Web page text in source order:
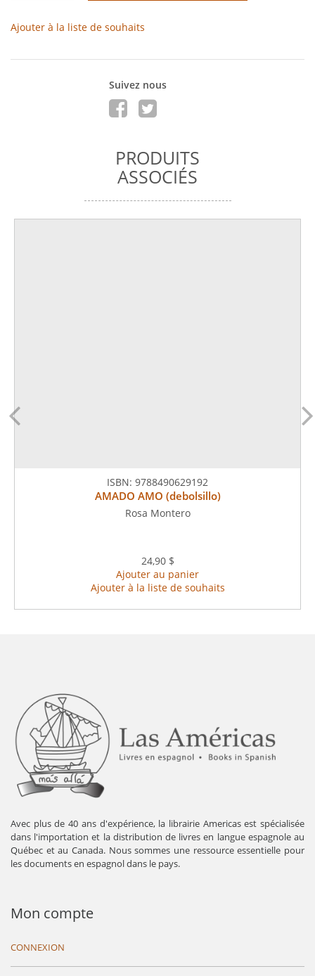
Ajouter à la liste de souhaits
Suivez nous
PRODUITS
ASSOCIÉS
ISBN: 9788490629192
AMADO AMO (debolsillo)
Rosa Montero
24,90 $
Ajouter au panier
Ajouter à la liste de souhaits
Avec plus de 40 ans d'expérience, la librairie Americas est spécialisée
dans l'importation et la distribution de livres en langue espagnole au
Québec et au Canada. Nous sommes une ressource essentielle pour
les documents en espagnol dans le pays.
Mon compte
CONNEXION